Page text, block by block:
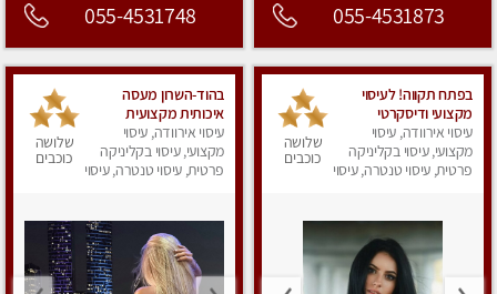
055-4531873
055-4531748
‏בפתח תקווה! ‏‏לעיסוי
מקצועי ודיסקרטי
‏מכבדים כרטיסי אשראי !!
ללא מין 03-728-36-36
עיסוי אירוודה, עיסוי
מקצועי, עיסוי בקליניקה
פרטית, עיסוי טנטרה, עיסוי
שלושה
כוכבים
בהוד-השרון מעסה
איכותית מקצועית
ומפנקת
עיסוי אירוודה, עיסוי
מקצועי, עיסוי בקליניקה
פרטית, עיסוי טנטרה, עיסוי
שלושה
כוכבים